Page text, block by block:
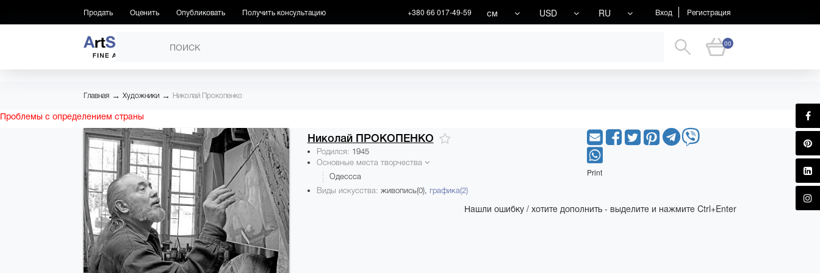
Продать Оценить Опубликовать Получить консультацию Вход Регистрация
+380 66 017-49-59 см USD RU
00
ПРОИЗВЕДЕНИЯ
Главная → Художники → Николай Прокопенко
Проблемы с определением страны
Николай ПРОКОПЕНКО
Родился: 1945
Основные места творчества
Одессса
Виды искусства: живопись(0), графика(2)
Print
Нашли ошибку / хотите дополнить - выделите и нажмите Ctrl+Enter